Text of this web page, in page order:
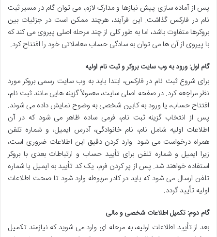
پس از آماده سازی پیش نیازها و مدارک لازم، می توان گام در مسیر ثبت
نام در فارکس گذاشت. این فرآیند، هرچند ممکن است در جزئیات بین
بروکرها متفاوت باشد، اما به طور کلی از چند مرحله اصلی پیروی می کند که
با پیروی از آن ها می توان به سادگی حساب معاملاتی خود را افتتاح کرد.
گام اول: ورود به وب سایت بروکر و ثبت نام اولیه
برای شروع ثبت نام در فارکس، ابتدا باید به وب سایت رسمی بروکر مورد
نظر مراجعه کرد. در صفحه اصلی سایت، معمولاً گزینه هایی مانند ثبت نام،
افتتاح حساب، یا ورود به کابین شخصی به وضوح نمایش داده می شوند.
پس از انتخاب گزینه ثبت نام، فرمی ساده ظاهر می شود که در آن
اطلاعات اولیه شامل نام، نام خانوادگی، آدرس ایمیل، و شماره تلفن
همراه درخواست می شود. وارد کردن دقیق این اطلاعات ضروری است،
زیرا ایمیل و شماره تلفن برای تأیید حساب و ارتباطات بعدی با بروکر
استفاده خواهند شد. پس از پر کردن فرم، یک کد تأیید به ایمیل یا شماره
تلفن ارسال می شود که باید در کادر مربوطه وارد شود تا صحت اطلاعات
اولیه تأیید گردد.
گام دوم: تکمیل اطلاعات شخصی و مالی
بعد از تأیید اطلاعات اولیه، به مرحله ای وارد می شوید که نیازمند تکمیل